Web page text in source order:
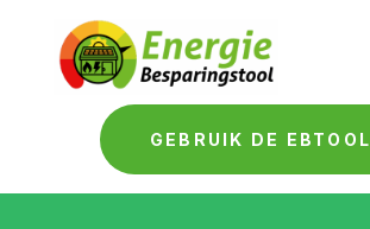
GEBRUIK DE EBTOOL